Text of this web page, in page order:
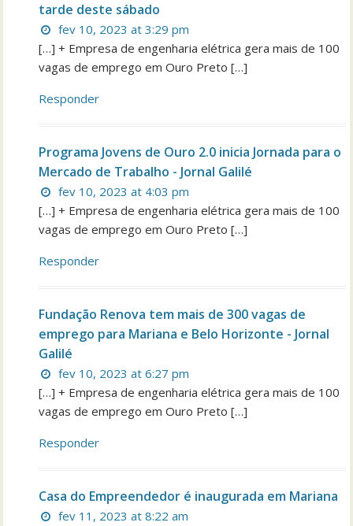
tarde deste sábado
fev 10, 2023 at 3:29 pm
[…] + Empresa de engenharia elétrica gera mais de 100
vagas de emprego em Ouro Preto […]
Responder
Programa Jovens de Ouro 2.0 inicia Jornada para o
Mercado de Trabalho - Jornal Galilé
fev 10, 2023 at 4:03 pm
[…] + Empresa de engenharia elétrica gera mais de 100
vagas de emprego em Ouro Preto […]
Responder
Fundação Renova tem mais de 300 vagas de
emprego para Mariana e Belo Horizonte - Jornal
Galilé
fev 10, 2023 at 6:27 pm
[…] + Empresa de engenharia elétrica gera mais de 100
vagas de emprego em Ouro Preto […]
Responder
Casa do Empreendedor é inaugurada em Mariana
fev 11, 2023 at 8:22 am